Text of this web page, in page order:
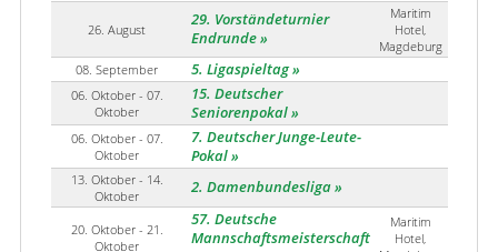
26. August
29. Vorständeturnier
Endrunde
Maritim
Hotel,
Magdeburg
08. September
5. Ligaspieltag
06. Oktober - 07.
Oktober
15. Deutscher
Seniorenpokal
06. Oktober - 07.
Oktober
7. Deutscher Junge-Leute-
Pokal
13. Oktober - 14.
Oktober
2. Damenbundesliga
20. Oktober - 21.
Oktober
57. Deutsche
Mannschaftsmeisterschaft
Maritim
Hotel,